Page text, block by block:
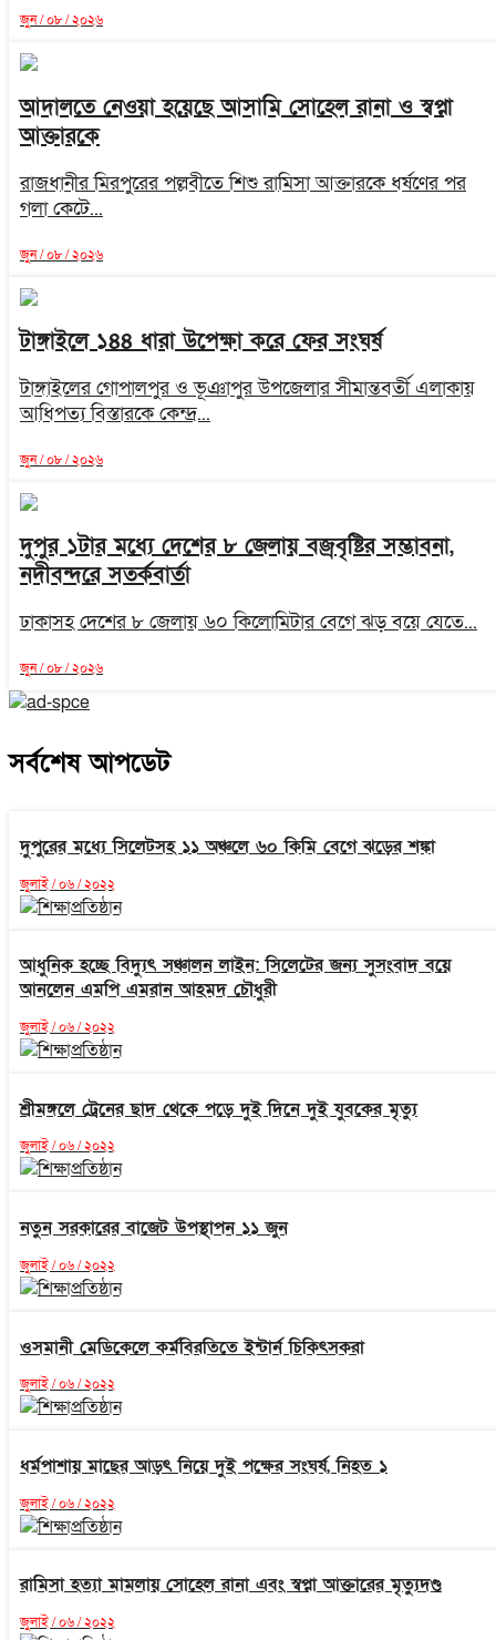
জুন / ০৮ / ২০২৬
আদালতে নেওয়া হয়েছে আসামি সোহেল রানা ও স্বপ্না
আক্তারকে
রাজধানীর মিরপুরের পল্লবীতে শিশু রামিসা আক্তারকে ধর্ষণের পর
গলা কেটে...
জুন / ০৮ / ২০২৬
টাঙ্গাইলে ১৪৪ ধারা উপেক্ষা করে ফের সংঘর্ষ
টাঙ্গাইলের গোপালপুর ও ভূঞাপুর উপজেলার সীমান্তবর্তী এলাকায়
আধিপত্য বিস্তারকে কেন্দ্র...
জুন / ০৮ / ২০২৬
দুপুর ১টার মধ্যে দেশের ৮ জেলায় বজ্রবৃষ্টির সম্ভাবনা,
নদীবন্দরে সতর্কবার্তা
ঢাকাসহ দেশের ৮ জেলায় ৬০ কিলোমিটার বেগে ঝড় বয়ে যেতে...
জুন / ০৮ / ২০২৬
সর্বশেষ আপডেট
দুপুরের মধ্যে সিলেটসহ ১১ অঞ্চলে ৬০ কিমি বেগে ঝড়ের শঙ্কা
জুলাই / ০৬ / ২০২২
আধুনিক হচ্ছে বিদ্যুৎ সঞ্চালন লাইন: সিলেটের জন্য সুসংবাদ বয়ে
আনলেন এমপি এমরান আহমদ চৌধুরী
জুলাই / ০৬ / ২০২২
শ্রীমঙ্গলে ট্রেনের ছাদ থেকে পড়ে দুই দিনে দুই যুবকের মৃত্যু
জুলাই / ০৬ / ২০২২
নতুন সরকারের বাজেট উপস্থাপন ১১ জুন
জুলাই / ০৬ / ২০২২
ওসমানী মেডিকেলে কর্মবিরতিতে ইন্টার্ন চিকিৎসকরা
জুলাই / ০৬ / ২০২২
ধর্মপাশায় মাছের আড়ৎ নিয়ে দুই পক্ষের সংঘর্ষ, নিহত ১
জুলাই / ০৬ / ২০২২
রামিসা হত্যা মামলায় সোহেল রানা এবং স্বপ্না আক্তারের মৃত্যুদণ্ড
জুলাই / ০৬ / ২০২২